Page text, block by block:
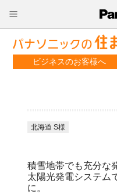
ビジネスのお客様へ
北海道 S様
積雪地帯でも充分な
太陽光発電システム
に。